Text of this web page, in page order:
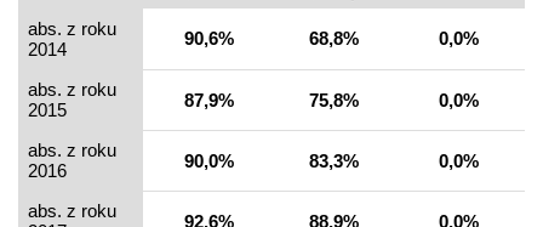
abs. z roku
2014
90,6% 68,8% 0,0%
abs. z roku
2015
87,9% 75,8% 0,0%
abs. z roku
2016
90,0% 83,3% 0,0%
abs. z roku
92,6% 88,9% 0,0%